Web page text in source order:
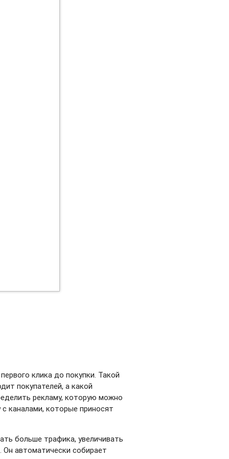
клика до покупки. Такой
покупателей, а какой
рекламу, которую можно
каналами, которые приносят
больше трафика, увеличивать
автоматически собирает